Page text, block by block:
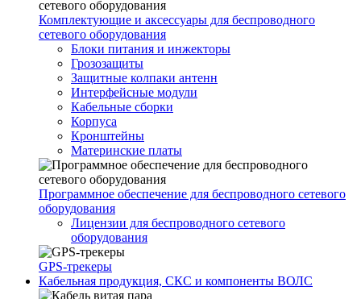
Комплектующие и аксессуары для беспроводного
сетевого оборудования
Блоки питания и инжекторы
Грозозащиты
Защитные колпаки антенн
Интерфейсные модули
Кабельные сборки
Корпуса
Кронштейны
Материнские платы
Программное обеспечение для беспроводного сетевого
оборудования
Лицензии для беспроводного сетевого
оборудования
GPS-трекеры
Кабельная продукция, СКС и компоненты ВОЛС